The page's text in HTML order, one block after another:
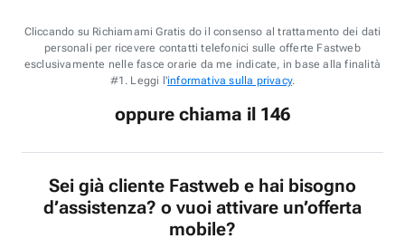
Cliccando su Richiamami Gratis do il consenso al trattamento dei dati
personali per ricevere contatti telefonici sulle offerte Fastweb
esclusivamente nelle fasce orarie da me indicate, in base alla finalità
#1. Leggi l'informativa sulla privacy.
oppure chiama il 146
Sei già cliente Fastweb e hai bisogno
d’assistenza? o vuoi attivare un’offerta
mobile?